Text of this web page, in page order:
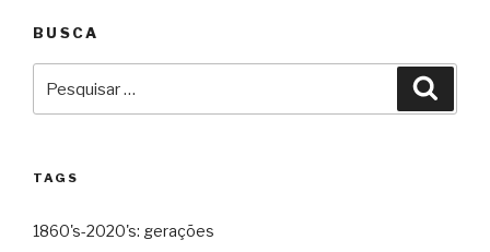
BUSCA
TAGS
1860's-2020's: gerações